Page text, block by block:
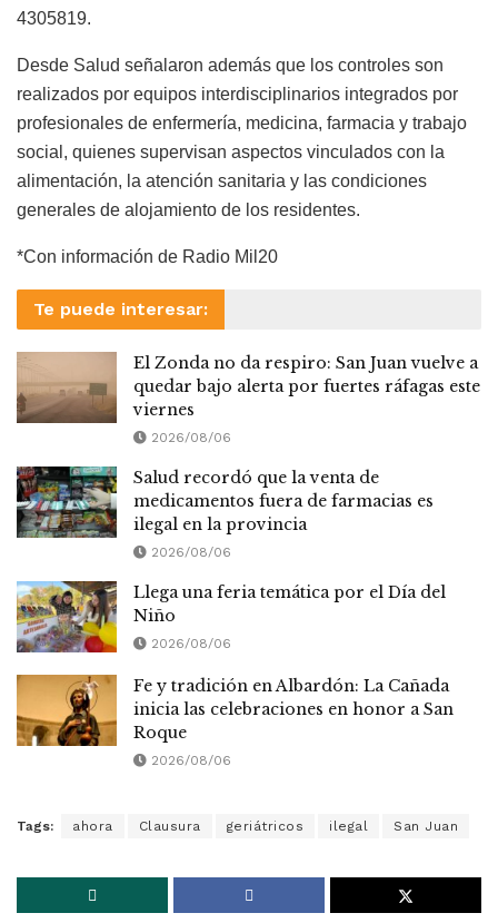
4305819.
Desde Salud señalaron además que los controles son
realizados por equipos interdisciplinarios integrados por
profesionales de enfermería, medicina, farmacia y trabajo
social, quienes supervisan aspectos vinculados con la
alimentación, la atención sanitaria y las condiciones
generales de alojamiento de los residentes.
*Con información de Radio Mil20
Te puede interesar:
El Zonda no da respiro: San Juan vuelve a
quedar bajo alerta por fuertes ráfagas este
viernes
2026/08/06
Salud recordó que la venta de
medicamentos fuera de farmacias es
ilegal en la provincia
2026/08/06
Llega una feria temática por el Día del
Niño
2026/08/06
Fe y tradición en Albardón: La Cañada
inicia las celebraciones en honor a San
Roque
2026/08/06
Tags: ahora Clausura geriátricos ilegal San Juan